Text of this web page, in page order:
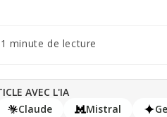
1 minute de lecture
AVEC L'IA
Claude Mistral